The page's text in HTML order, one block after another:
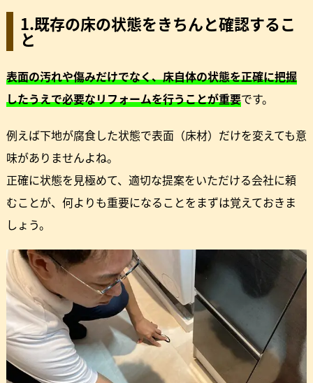
1.既存の床の状態をきちんと確認するこ
と
表面の汚れや傷みだけでなく、床自体の状態を正確に把握
したうえで必要なリフォームを行うことが重要です。
例えば下地が腐食した状態で表面（床材）だけを変えても意
味がありませんよね。
正確に状態を見極めて、適切な提案をいただける会社に頼
むことが、何よりも重要になることをまずは覚えておきま
しょう。